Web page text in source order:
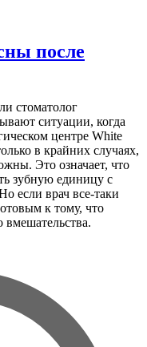
после
стоматолог
ситуации, когда
центре White
в крайних случаях,
Это означает, что
зубную единицу с
если врач все-таки
к тому, что
вмешательства.